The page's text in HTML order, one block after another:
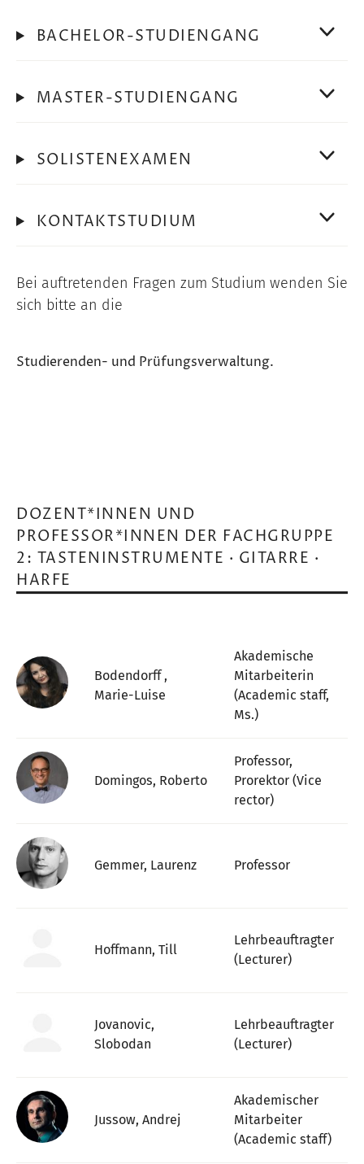
BACHELOR-STUDIENGANG
MASTER-STUDIENGANG
SOLISTENEXAMEN
KONTAKTSTUDIUM
Bei auftretenden Fragen zum Studium wenden Sie
sich bitte an die
Studierenden- und Prüfungsverwaltung.
DOZENT*INNEN UND
PROFESSOR*INNEN DER FACHGRUPPE
2: TASTENINSTRUMENTE · GITARRE ·
HARFE
Bodendorff ,
Marie-Luise
Akademische
Mitarbeiterin
(Academic staff,
Ms.)
Domingos, Roberto
Professor,
Prorektor (Vice
rector)
Gemmer, Laurenz Professor
Hoffmann, Till
Lehrbeauftragter
(Lecturer)
Jovanovic,
Slobodan
Lehrbeauftragter
(Lecturer)
Jussow, Andrej
Akademischer
Mitarbeiter
(Academic staff)